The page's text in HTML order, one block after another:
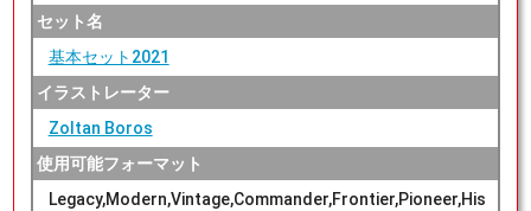
セット名
基本セット2021
イラストレーター
Zoltan Boros
使用可能フォーマット
Legacy,Modern,Vintage,Commander,Frontier,Pioneer,His